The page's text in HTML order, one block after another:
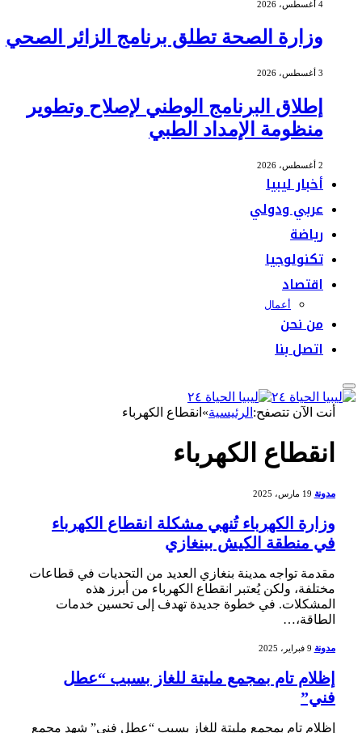
وزارة الصحة تطلق برنامج الزائر الصحي
إطلاق البرنامج الوطني لإصلاح وتطوير
منظومة الإمداد الطبي
أخبار ليبيا
عربي ودولي
رياضة
تكنولوجيا
اقتصاد
أعمال
من نحن
اتصل بنا
أنت الآن تتصفح:الرئيسية»انقطاع الكهرباء
انقطاع الكهرباء
مدونة 19 مارس، 2025
وزارة الكهرباء تُنهي مشكلة انقطاع الكهرباء
في منطقة الكيش ببنغازي
مقدمة تواجه ‍مدينة بنغازي العديد من التحديات في قطاعات
⁤مختلفة،⁣ ولكن يُعتبر انقطاع الكهرباء⁤ من‌ أبرز هذه
المشكلات. في خطوة جديدة ​تهدف إلى تحسين خدمات
الطاقة،…
مدونة 9 فبراير، 2025
‏إظلام تام بمجمع مليتة للغاز بسبب “عطل
فني”
إظلام تام بمجمع مليتة ⁣للغاز بسبب “عطل فني” شهد مجمع